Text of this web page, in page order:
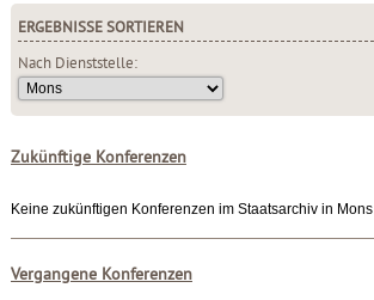
ERGEBNISSE SORTIEREN
Nach Dienststelle:
Zukünftige Konferenzen
Keine zukünftigen Konferenzen im Staatsarchiv in Mons
Vergangene Konferenzen